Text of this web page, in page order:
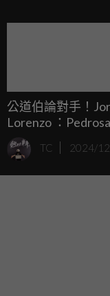
公道伯論對手！
Lorenzo ：
瘋狂的技術，而
全面！TC 2024/